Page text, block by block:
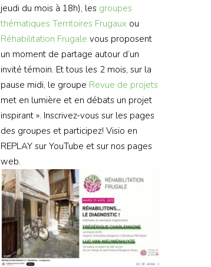
jeudi du mois à 18h), les groupes
thématiques Territoires Frugaux ou
Réhabilitation Frugale vous proposent
un moment de partage autour d’un
invité témoin. Et tous les 2 mois, sur la
pause midi, le groupe Revue de projets
met en lumière et en débats un projet
inspirant ». Inscrivez-vous sur les pages
des groupes et participez! Visio en
REPLAY sur YouTube et sur nos pages
web.